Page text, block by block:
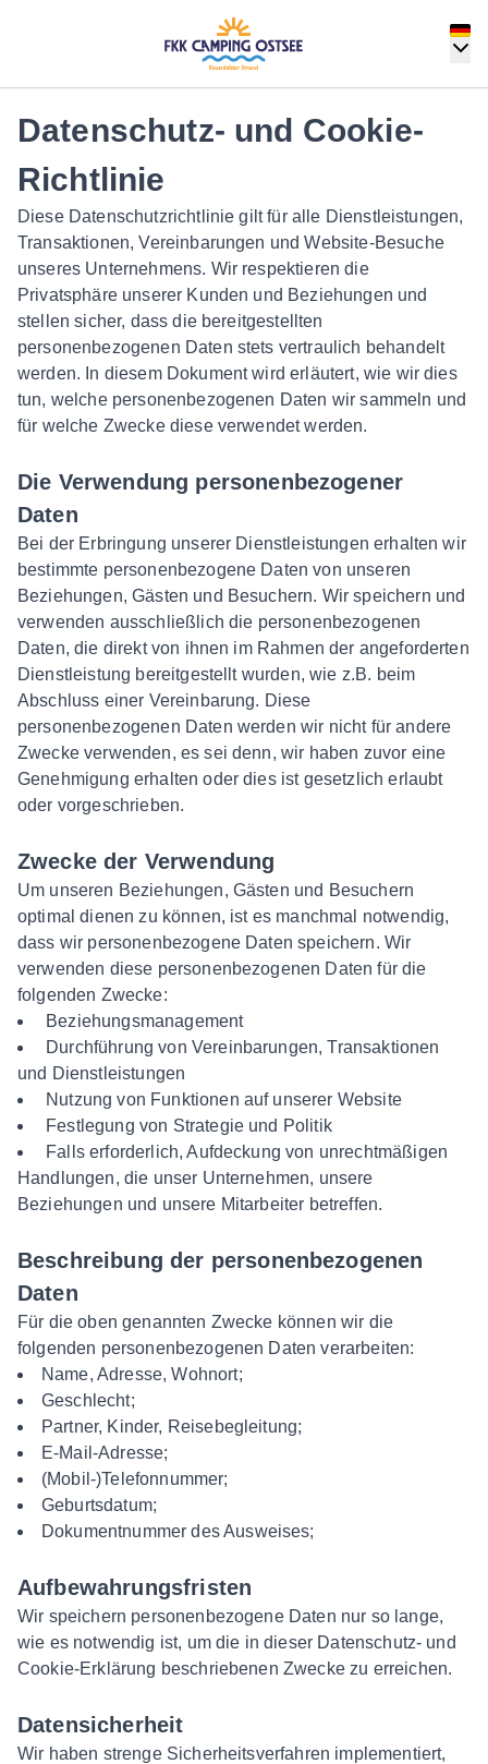
Datenschutz- und Cookie-
Richtlinie
Diese Datenschutzrichtlinie gilt für alle Dienstleistungen,
Transaktionen, Vereinbarungen und Website-Besuche
unseres Unternehmens. Wir respektieren die
Privatsphäre unserer Kunden und Beziehungen und
stellen sicher, dass die bereitgestellten
personenbezogenen Daten stets vertraulich behandelt
werden. In diesem Dokument wird erläutert, wie wir dies
tun, welche personenbezogenen Daten wir sammeln und
für welche Zwecke diese verwendet werden.
Die Verwendung personenbezogener
Daten
Bei der Erbringung unserer Dienstleistungen erhalten wir
bestimmte personenbezogene Daten von unseren
Beziehungen, Gästen und Besuchern. Wir speichern und
verwenden ausschließlich die personenbezogenen
Daten, die direkt von ihnen im Rahmen der angeforderten
Dienstleistung bereitgestellt wurden, wie z.B. beim
Abschluss einer Vereinbarung. Diese
personenbezogenen Daten werden wir nicht für andere
Zwecke verwenden, es sei denn, wir haben zuvor eine
Genehmigung erhalten oder dies ist gesetzlich erlaubt
oder vorgeschrieben.
Zwecke der Verwendung
Um unseren Beziehungen, Gästen und Besuchern
optimal dienen zu können, ist es manchmal notwendig,
dass wir personenbezogene Daten speichern. Wir
verwenden diese personenbezogenen Daten für die
folgenden Zwecke:
Beziehungsmanagement
Durchführung von Vereinbarungen, Transaktionen
und Dienstleistungen
Nutzung von Funktionen auf unserer Website
Festlegung von Strategie und Politik
Falls erforderlich, Aufdeckung von unrechtmäßigen
Handlungen, die unser Unternehmen, unsere
Beziehungen und unsere Mitarbeiter betreffen.
Beschreibung der personenbezogenen
Daten
Für die oben genannten Zwecke können wir die
folgenden personenbezogenen Daten verarbeiten:
Name, Adresse, Wohnort;
Geschlecht;
Partner, Kinder, Reisebegleitung;
E-Mail-Adresse;
(Mobil-)Telefonnummer;
Geburtsdatum;
Dokumentnummer des Ausweises;
Aufbewahrungsfristen
Wir speichern personenbezogene Daten nur so lange,
wie es notwendig ist, um die in dieser Datenschutz- und
Cookie-Erklärung beschriebenen Zwecke zu erreichen.
Datensicherheit
Wir haben strenge Sicherheitsverfahren implementiert,